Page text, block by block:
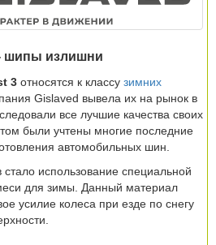
шипы излишни
3 относятся к классу зимних
Gislaved вывела их на рынок в
все лучшие качества своих
были учтены многие последние
автомобильных шин.
использование специальной
для зимы. Данный материал
усилие колеса при езде по снегу